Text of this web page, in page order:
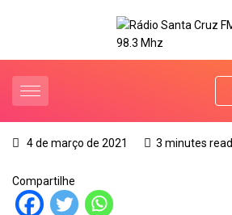
4 de março de 2021 3 minutes read
Compartilhe